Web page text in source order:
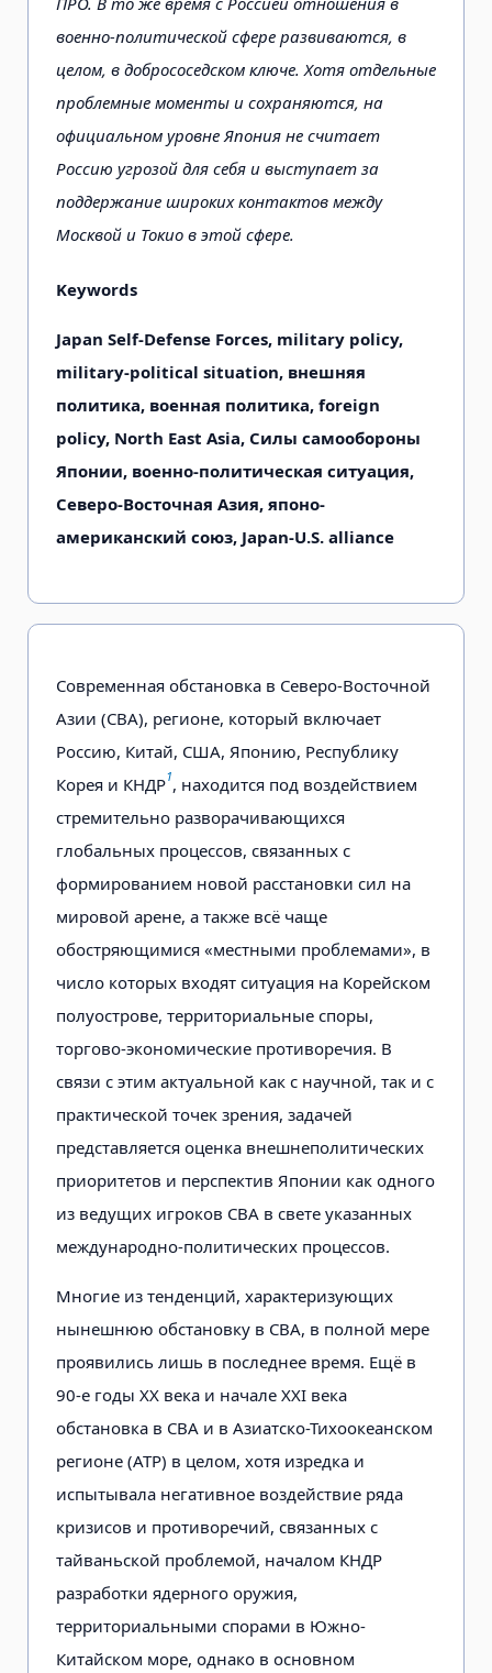
военно-политической сфере развиваются, в
целом, в добрососедском ключе. Хотя отдельные
проблемные моменты и сохраняются, на
официальном уровне Япония не считает
Россию угрозой для себя и выступает за
поддержание широких контактов между
Москвой и Токио в этой сфере.
Keywords
Japan Self-Defense Forces, military policy,
military-political situation, внешняя
политика, военная политика, foreign
policy, North East Asia, Силы самообороны
Японии, военно-политическая ситуация,
Северо-Восточная Азия, японо-
американский союз, Japan-U.S. alliance
Современная обстановка в Северо-Восточной
Азии (СВА), регионе, который включает
Россию, Китай, США, Японию, Республику
Корея и КНДР1, находится под воздействием
стремительно разворачивающихся
глобальных процессов, связанных с
формированием новой расстановки сил на
мировой арене, а также всё чаще
обостряющимися «местными проблемами», в
число которых входят ситуация на Корейском
полуострове, территориальные споры,
торгово-экономические противоречия. В
связи с этим актуальной как с научной, так и с
практической точек зрения, задачей
представляется оценка внешнеполитических
приоритетов и перспектив Японии как одного
из ведущих игроков СВА в свете указанных
международно-политических процессов.
Многие из тенденций, характеризующих
нынешнюю обстановку в СВА, в полной мере
проявились лишь в последнее время. Ещё в
90-е годы XX века и начале XXI века
обстановка в СВА и в Азиатско-Тихоокеанском
регионе (АТР) в целом, хотя изредка и
испытывала негативное воздействие ряда
кризисов и противоречий, связанных с
тайваньской проблемой, началом КНДР
разработки ядерного оружия,
территориальными спорами в Южно-
Китайском море, однако в основном